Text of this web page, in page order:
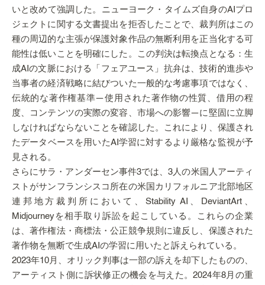
いと改めて強調した。ニューヨーク・タイムズ自身のAIプロ
ジェクトに関する文書提出を拒否したことで、裁判所はこの
種の周辺的な主張が保護対象作品の無断利用を正当化する可
能性は低いことを明確にした。この判決は転換点となる：生
成AIの文脈における「フェアユース」抗弁は、技術的進歩や
当事者の経済戦略に結びついた一般的な考慮事項ではなく、
伝統的な著作権基準—使用された著作物の性質、借用の程
度、コンテンツの実際の変容、市場への影響—に堅固に立脚
しなければならないことを確認した。これにより、保護され
たデータベースを用いたAI学習に対するより厳格な監視が予
見される。
さらにサラ・アンダーセン事件3では、3人の米国人アーティ
ストがサンフランシスコ所在の米国カリフォルニア北部地区
連邦地方裁判所において、Stability AI、DeviantArt、
Midjourneyを相手取り訴訟を起こしている。これらの企業
は、著作権法・商標法・公正競争規則に違反し、保護された
著作物を無断で生成AIの学習に用いたと訴えられている。
2023年10月、オリック判事は一部の訴えを却下したものの、
アーティスト側に訴状修正の機会を与えた。2024年8月の重